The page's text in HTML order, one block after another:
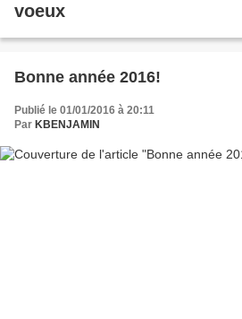
voeux
Bonne année 2016!
Publié le 01/01/2016 à 20:11
Par KBENJAMIN